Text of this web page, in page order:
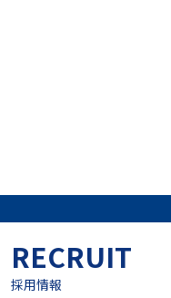
RECRUIT
採用情報